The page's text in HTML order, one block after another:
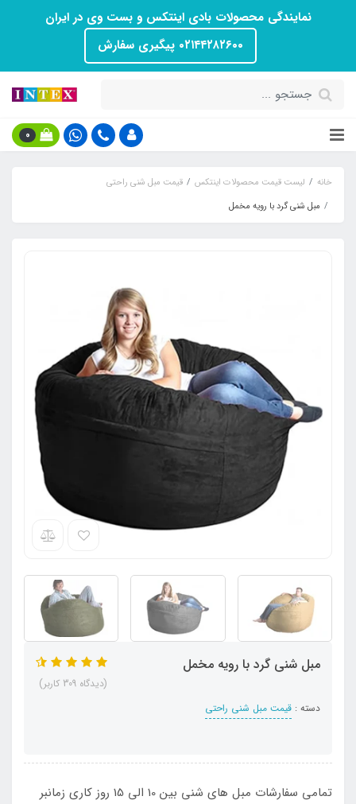
نمایندگی محصولات بادی اینتکس و بست وی در ایران
۰۲۱۴۴۲۸۲۶۰۰ پیگیری سفارش
0
خانه لیست قیمت محصولات اینتکس
قیمت مبل شنی راحتی
مبل شنی گرد با رویه مخمل
مبل شنی گرد با رویه مخمل
دسته : قیمت مبل شنی راحتی
(دیدگاه 309 کاربر)
تمامی سفارشات مبل های شنی بین 10 الی 15 روز کاری زمانبر